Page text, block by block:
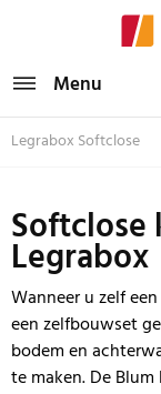
Menu
Legrabox Softclose
Softclose
Legrabox
Wanneer u zelf
een zelfbouwset
bodem en
te maken. De Blum